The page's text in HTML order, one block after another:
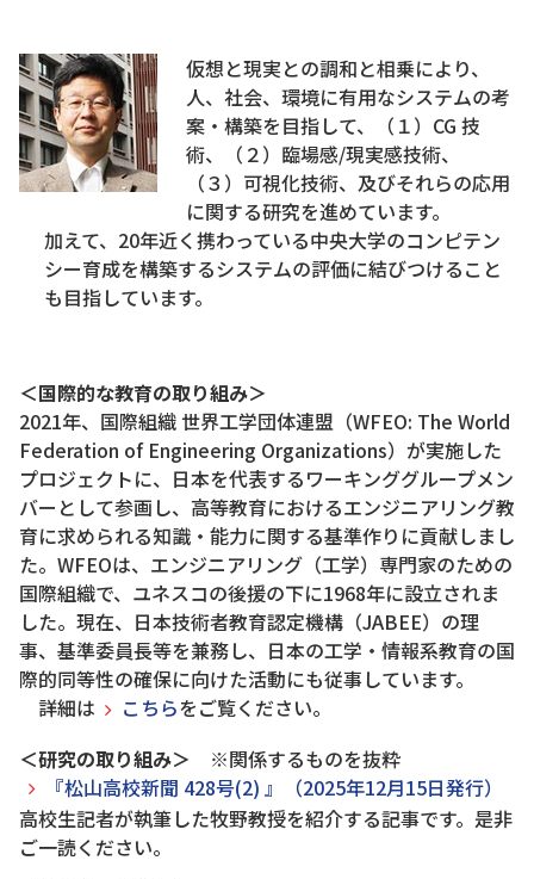
仮想と現実との調和と相乗により、
人、社会、環境に有用なシステムの考
案・構築を目指して、（１）CG 技
術、（２）臨場感/現実感技術、
（３）可視化技術、及びそれらの応用
に関する研究を進めています。
加えて、20年近く携わっている中央大学のコンピテン
シー育成を構築するシステムの評価に結びつけること
も目指しています。
＜国際的な教育の取り組み＞
2021年、国際組織 世界工学団体連盟（WFEO: The World
Federation of Engineering Organizations）が実施した
プロジェクトに、日本を代表するワーキンググループメン
バーとして参画し、高等教育におけるエンジニアリング教
育に求められる知識・能力に関する基準作りに貢献しまし
た。WFEOは、エンジニアリング（工学）専門家のための
国際組織で、ユネスコの後援の下に1968年に設立されま
した。現在、日本技術者教育認定機構（JABEE）の理
事、基準委員長等を兼務し、日本の工学・情報系教育の国
際的同等性の確保に向けた活動にも従事しています。
詳細は
こちらをご覧ください。
＜研究の取り組み＞ ※関係するものを抜粋
『松山高校新聞 428号(2) 』（2025年12月15日発行）
高校生記者が執筆した牧野教授を紹介する記事です。是非
ご一読ください。